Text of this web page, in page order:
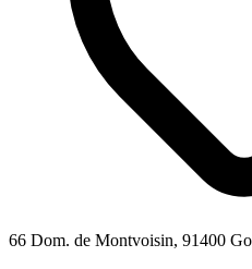
66 Dom. de Montvoisin, 91400